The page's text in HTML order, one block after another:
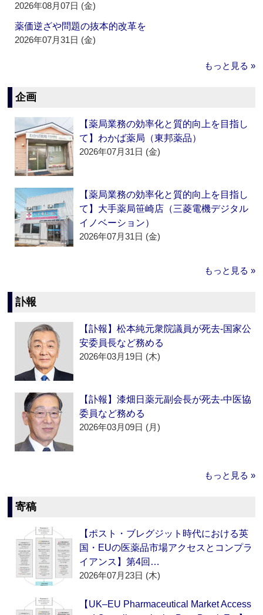
2026年08月07日 (金)
薬価逆ざや問題の抜本的改革を
2026年07月31日 (金)
もっと見る »
企画
【薬局業務の効率化と質的向上を目指し
て】わかば薬局（東邦薬品）
2026年07月31日 (金)
【薬局業務の効率化と質的向上を目指し
て】大手薬局笹崎店（三菱電機デジタル
イノベーション）
2026年07月31日 (金)
もっと見る »
訃報
【訃報】松本純元衆院議員が死去‐国家公
安委員長など務める
2026年03月19日 (木)
【訃報】漆畑日薬元副会長が死去‐中医協
委員など務める
2026年03月09日 (月)
もっと見る »
寄稿
【ポスト・ブレグジット時代における英
国・EUの医薬品市場アクセスとコンプラ
イアンス】第4回…
2026年07月23日 (木)
【UK–EU Pharmaceutical Market Access